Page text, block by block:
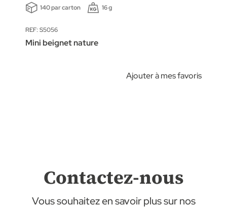
140 par carton 16 g
REF: S5056
Mini beignet nature
Ajouter à mes favoris
Contactez-nous
Vous souhaitez en savoir plus sur nos